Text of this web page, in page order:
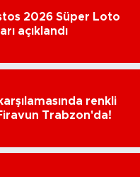
2026 Süper Loto
açıklandı
renkli
Trabzon'da!